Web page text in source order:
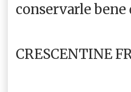
conservarle bene
CRESCENTINE